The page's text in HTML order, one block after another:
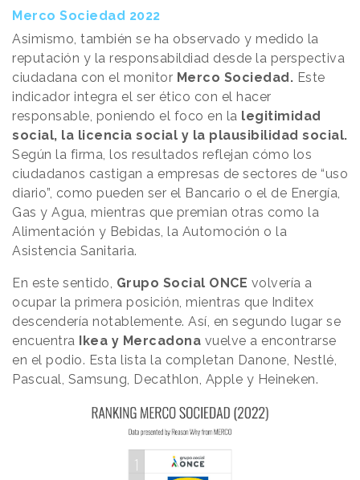
Merco Sociedad 2022
Asimismo, también se ha observado y medido la
reputación y la responsabildiad desde la perspectiva
ciudadana con el monitor Merco Sociedad. Este
indicador integra el ser ético con el hacer
responsable, poniendo el foco en la legitimidad
social, la licencia social y la plausibilidad social.
Según la firma, los resultados reflejan cómo los
ciudadanos castigan a empresas de sectores de “uso
diario”, como pueden ser el Bancario o el de Energía,
Gas y Agua, mientras que premian otras como la
Alimentación y Bebidas, la Automoción o la
Asistencia Sanitaria.
En este sentido, Grupo Social ONCE volvería a
ocupar la primera posición, mientras que Inditex
descendería notablemente. Así, en segundo lugar se
encuentra Ikea y Mercadona vuelve a encontrarse
en el podio. Esta lista la completan Danone, Nestlé,
Pascual, Samsung, Decathlon, Apple y Heineken.